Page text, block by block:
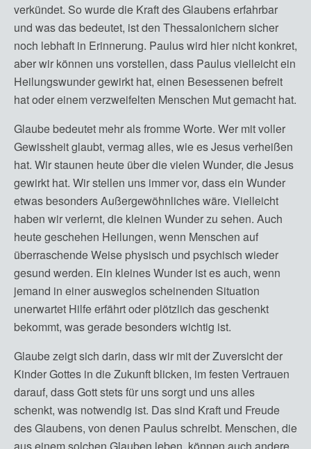
verkündet. So wurde die Kraft des Glaubens erfahrbar
und was das bedeutet, ist den Thessalonichern sicher
noch lebhaft in Erinnerung. Paulus wird hier nicht konkret,
aber wir können uns vorstellen, dass Paulus vielleicht ein
Heilungswunder gewirkt hat, einen Besessenen befreit
hat oder einem verzweifelten Menschen Mut gemacht hat.
Glaube bedeutet mehr als fromme Worte. Wer mit voller
Gewissheit glaubt, vermag alles, wie es Jesus verheißen
hat. Wir staunen heute über die vielen Wunder, die Jesus
gewirkt hat. Wir stellen uns immer vor, dass ein Wunder
etwas besonders Außergewöhnliches wäre. Vielleicht
haben wir verlernt, die kleinen Wunder zu sehen. Auch
heute geschehen Heilungen, wenn Menschen auf
überraschende Weise physisch und psychisch wieder
gesund werden. Ein kleines Wunder ist es auch, wenn
jemand in einer ausweglos scheinenden Situation
unerwartet Hilfe erfährt oder plötzlich das geschenkt
bekommt, was gerade besonders wichtig ist.
Glaube zeigt sich darin, dass wir mit der Zuversicht der
Kinder Gottes in die Zukunft blicken, im festen Vertrauen
darauf, dass Gott stets für uns sorgt und uns alles
schenkt, was notwendig ist. Das sind Kraft und Freude
des Glaubens, von denen Paulus schreibt. Menschen, die